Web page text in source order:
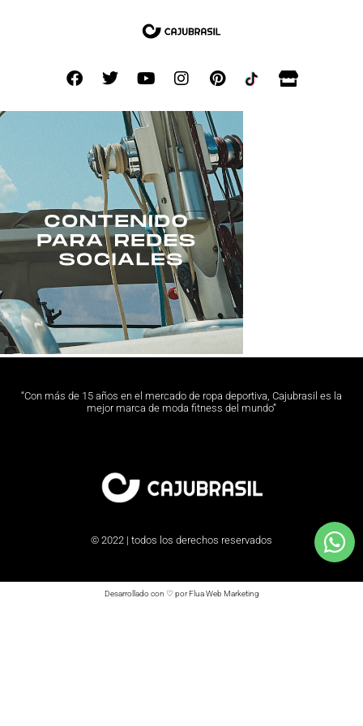
“Con más de 15 años en el mercado de ropa deportiva, Cajubrasil es la
mejor marca de moda fitness del mundo”
© 2022 | todos los derechos reservados
Desarrollado con ♡ por Flua Web Marketing